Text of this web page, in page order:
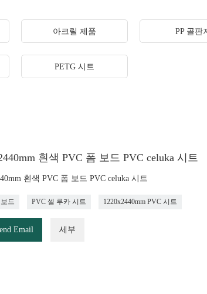
아크릴 제품 PP 골판
PETG 시트
흰색 PVC 폼 보드 PVC celuka 시트
흰색 PVC 폼 보드 PVC celuka 시트
드 PVC 셀 루카 시트 1220x2440mm PVC 시트
Email 세부